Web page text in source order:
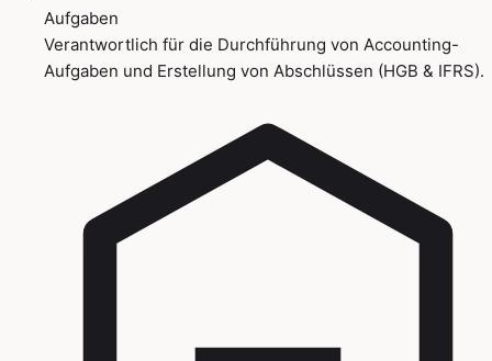
Aufgaben
Verantwortlich für die Durchführung von Accounting-
Aufgaben und Erstellung von Abschlüssen (HGB & IFRS).